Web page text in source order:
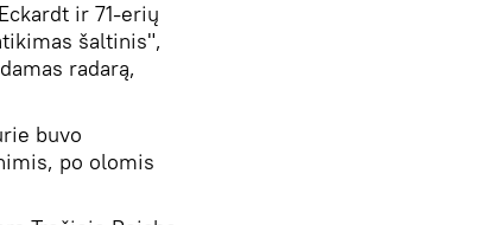
ir 71-erių
šaltinis",
radarą,
buvo
po olomis